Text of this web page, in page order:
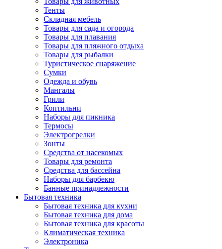
Тенты
Складная мебель
Товары для сада и огорода
Товары для плавания
Товары для пляжного отдыха
Товары для рыбалки
Туристическое снаряжение
Сумки
Одежда и обувь
Мангалы
Грили
Коптильни
Наборы для пикника
Термосы
Электрогрелки
Зонты
Средства от насекомых
Товары для ремонта
Средства для бассейна
Наборы для барбекю
Банные принадлежности
Бытовая техника
Бытовая техника для кухни
Бытовая техника для дома
Бытовая техника для красоты
Климатическая техника
Электроника